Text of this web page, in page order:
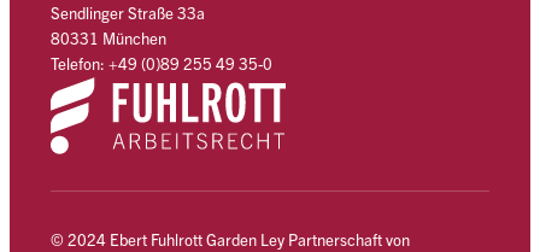
Sendlinger Straße 33a
80331 München
Telefon: +49 (0)89 255 49 35-0
© 2024 Ebert Fuhlrott Garden Ley Partnerschaft von